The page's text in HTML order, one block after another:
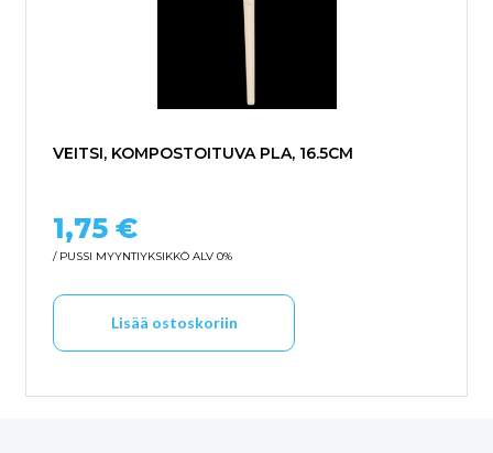
VEITSI, KOMPOSTOITUVA PLA, 16.5CM
1,75 €
/ PUSSI MYYNTIYKSIKKÖ ALV 0%
Lisää ostoskoriin